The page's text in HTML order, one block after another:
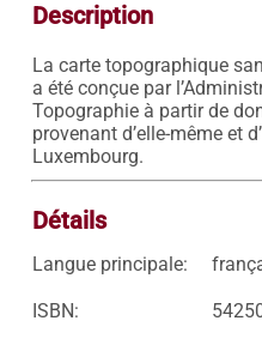
Description
La carte topographique
a été conçue par
Topographie à partir de
provenant d’elle-même et
Luxembourg.
Détails
Langue principale:
ISBN: